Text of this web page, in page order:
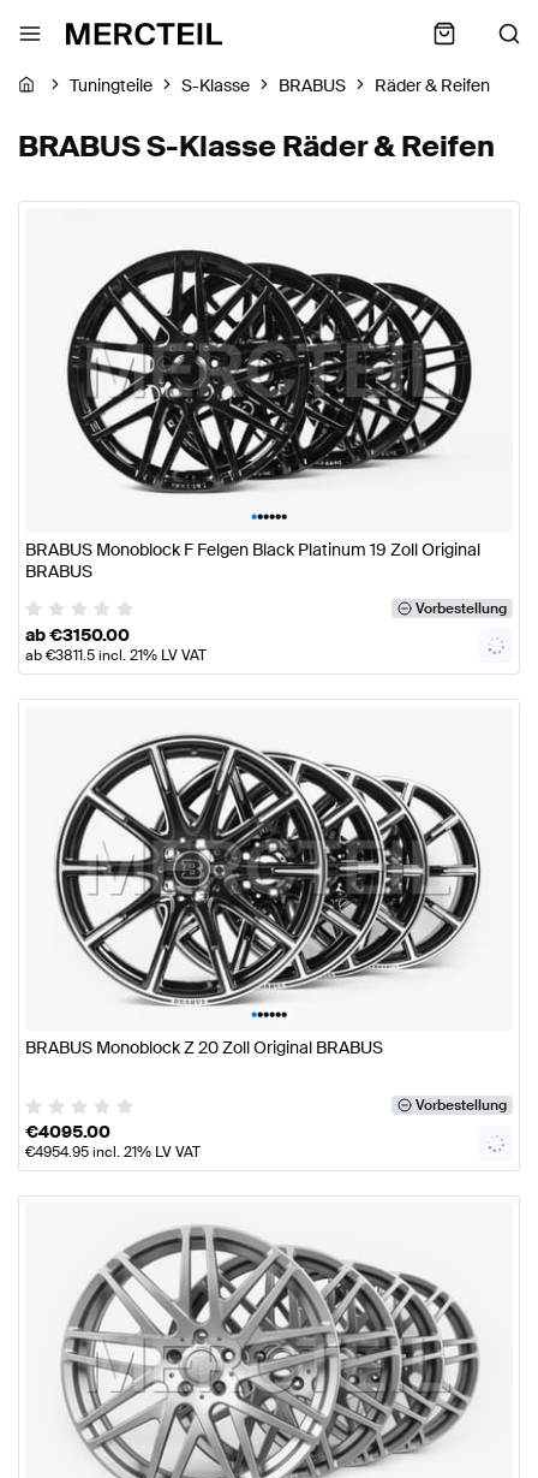
Tuningteile S-Klasse BRABUS Räder & Reifen
BRABUS S-Klasse Räder & Reifen
••••••
BRABUS Monoblock F Felgen Black Platinum 19 Zoll Original
BRABUS
Vorbestellung
ab€3150.00
ab€3811.5incl. 21% LV VAT
••••••
BRABUS Monoblock Z 20 Zoll Original BRABUS
Vorbestellung
€4095.00
€4954.95incl. 21% LV VAT